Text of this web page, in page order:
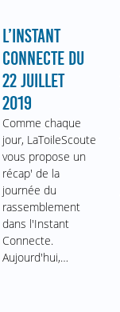
L’INSTANT
CONNECTE DU
22 JUILLET
2019
Comme chaque
jour, LaToileScoute
vous propose un
récap' de la
journée du
rassemblement
dans l'Instant
Connecte.
Aujourd'hui,…